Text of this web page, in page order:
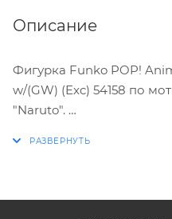
Описание
Фигурка Funko POP!
w/(GW) (Exc) 54158 по
"Naruto".